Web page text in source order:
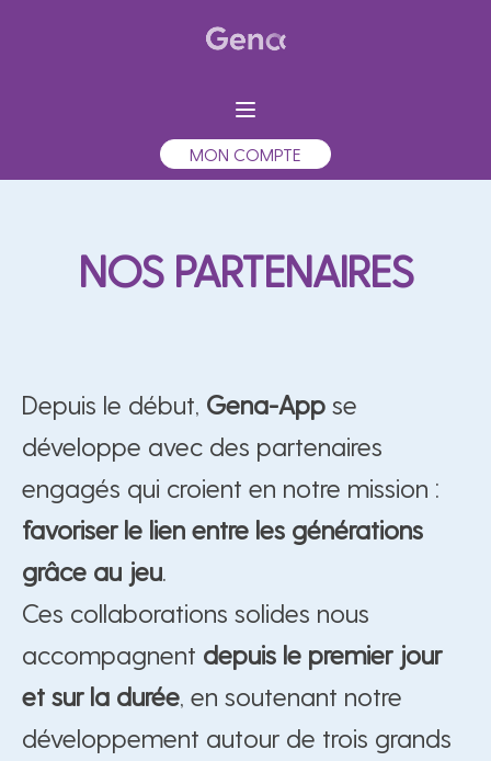
MON COMPTE
NOS PARTENAIRES
Depuis le début, Gena-App se
développe avec des partenaires
engagés qui croient en notre mission :
favoriser le lien entre les générations
grâce au jeu.
Ces collaborations solides nous
accompagnent depuis le premier jour
et sur la durée, en soutenant notre
développement autour de trois grands